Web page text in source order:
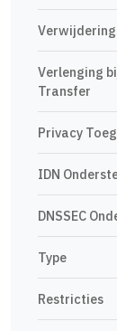
Verlenging
Transfer
Privacy
IDN
DNSSEC
Type
Restricties